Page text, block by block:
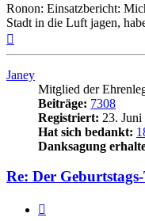
Ronon: Einsatzbericht:
Stadt in die Luft jagen,
Janey
Mitglied der
Beiträge: 7308
Registriert: 23.
Hat sich bedankt:
Danksagung
Re: Der